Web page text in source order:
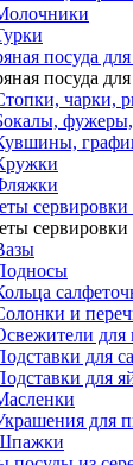
посуда
посуда
чарки,
сервировки
сервировки
и
для
для
для
для